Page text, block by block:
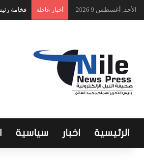
الأحد, أغسطس 9 2026 أخبار عاجلة فخامة
الرئيسية اخبار سياسية